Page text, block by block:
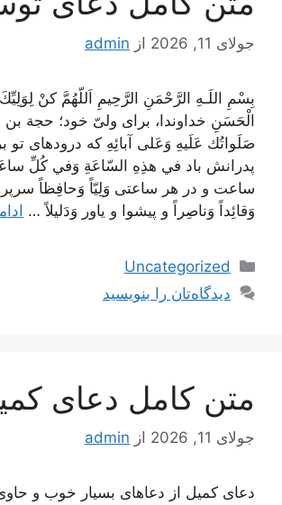
جولای 11, 2026 از admin
بِسْمِ اللَـهِ الرَّحْمَنِ الرَّحِيمِ اَللّهُمَّ كنْ
الْحَسَنِ خداوندا، برای ولیّ خود؛ حجة
صَلَواتُك عَلَيهِ وَعَلى آبائِهِ که درود‌های تو
پدرانش باد في هذِهِ السّاعَةِ وَفي كُلِّ
ساعت و در هر ساعتی وَلِيّاً وَحافِظاً
وَقائِداً وَناصِراً و پیشوا و یاور وَدَليلاً …
دسته‌ها
Uncategorized
دیدگاه‌تان را بنویسید
متن کامل دعای
جولای 11, 2026 از admin
دعای کمیل از دعاهای بسیار خوب و